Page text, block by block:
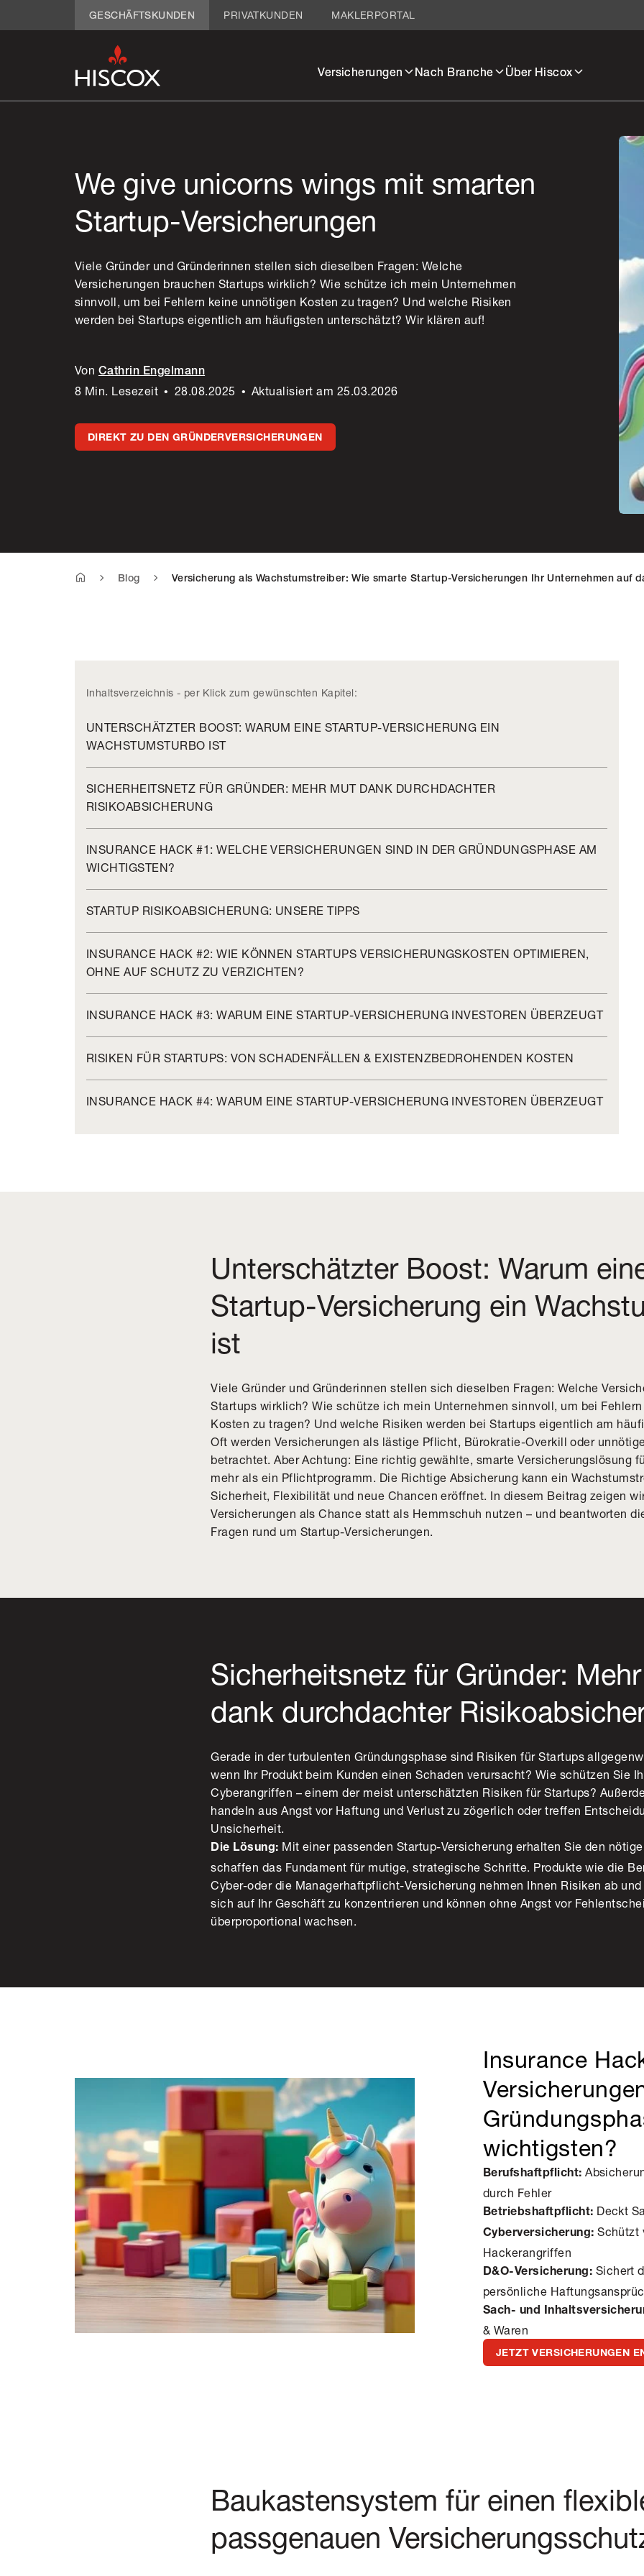
Versicherungen Nach Branche Über Hiscox
GESCHÄFTSKUNDEN PRIVATKUNDEN MAKLERPORTAL
We give unicorns wings mit smarten
Startup-Versicherungen
Viele Gründer und Gründerinnen stellen sich dieselben Fragen: Welche
Versicherungen brauchen Startups wirklich? Wie schütze ich mein Unternehmen
sinnvoll, um bei Fehlern keine unnötigen Kosten zu tragen? Und welche Risiken
werden bei Startups eigentlich am häufigsten unterschätzt? Wir klären auf!
Von Cathrin Engelmann
8 Min. Lesezeit • 28.08.2025 • Aktualisiert am 25.03.2026
DIREKT ZU DEN GRÜNDERVERSICHERUNGEN
Blog Versicherung als Wachstumstreiber: Wie smarte Startup-Versicherungen Ihr Unternehmen auf
Inhaltsverzeichnis - per Klick zum gewünschten Kapitel:
UNTERSCHÄTZTER BOOST: WARUM EINE STARTUP-VERSICHERUNG EIN
WACHSTUMSTURBO IST
SICHERHEITSNETZ FÜR GRÜNDER: MEHR MUT DANK DURCHDACHTER
RISIKOABSICHERUNG
INSURANCE HACK #1: WELCHE VERSICHERUNGEN SIND IN DER GRÜNDUNGSPHASE AM
WICHTIGSTEN?
STARTUP RISIKOABSICHERUNG: UNSERE TIPPS
INSURANCE HACK #2: WIE KÖNNEN STARTUPS VERSICHERUNGSKOSTEN OPTIMIEREN,
OHNE AUF SCHUTZ ZU VERZICHTEN?
INSURANCE HACK #3: WARUM EINE STARTUP-VERSICHERUNG INVESTOREN ÜBERZEUGT
RISIKEN FÜR STARTUPS: VON SCHADENFÄLLEN & EXISTENZBEDROHENDEN KOSTEN
INSURANCE HACK #4: WARUM EINE STARTUP-VERSICHERUNG INVESTOREN ÜBERZEUGT
Unterschätzter Boost: Warum
Startup-Versicherung ein
ist
Viele Gründer und Gründerinnen stellen sich dieselben Fragen: Welche
Startups wirklich? Wie schütze ich mein Unternehmen sinnvoll, um bei
Kosten zu tragen? Und welche Risiken werden bei Startups eigentlich am
Oft werden Versicherungen als lästige Pflicht, Bürokratie-Overkill oder
betrachtet. Aber Achtung: Eine richtig gewählte, smarte Versicherungslösung
mehr als ein Pflichtprogramm. Die Richtige Absicherung kann ein
Sicherheit, Flexibilität und neue Chancen eröffnet. In diesem Beitrag zeigen
Versicherungen als Chance statt als Hemmschuh nutzen – und beantworten
Fragen rund um Startup-Versicherungen.
Sicherheitsnetz für Gründer:
dank durchdachter
Gerade in der turbulenten Gründungsphase sind Risiken für Startups
wenn Ihr Produkt beim Kunden einen Schaden verursacht? Wie schützen Sie
Cyberangriffen – einem der meist unterschätzten Risiken für Startups?
handeln aus Angst vor Haftung und Verlust zu zögerlich oder treffen
Unsicherheit.
Die Lösung: Mit einer passenden Startup-Versicherung erhalten Sie den
schaffen das Fundament für mutige, strategische Schritte. Produkte wie die
Cyber-oder die Managerhaftpflicht-Versicherung nehmen Ihnen Risiken ab
sich auf Ihr Geschäft zu konzentrieren und können ohne Angst vor
überproportional wachsen.
Insurance
wichtigsten?
Berufshaftpflicht:
durch Fehler
Betriebshaftpflicht: Deckt
Cyberversicherung: Schützt
Hackerangriffen
D&O-Versicherung: Sichert
persönliche
Sach- und
& Waren
JETZT VERSICHERUNGEN
Baukastensystem für einen
passgenauen